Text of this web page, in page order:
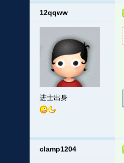
12qqww
进士出身
clamp1204